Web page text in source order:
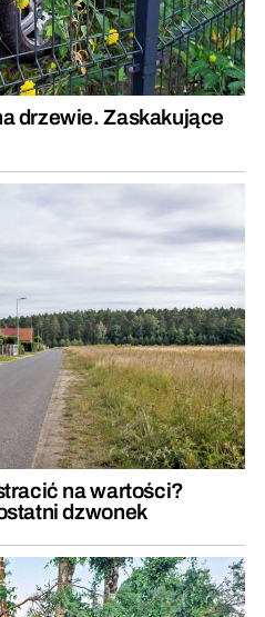
drzewie. Zaskakujące
na wartości?
dzwonek